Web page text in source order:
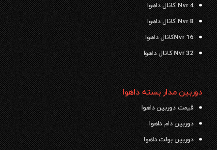
Nvr 4 کانال داهوا
Nvr 8 کانال داهوا
Nvr 16کانال داهوا
Nvr 32 کانال داهوا
دوربین مدار بسته داهوا
قیمت دوربین داهوا
دوربین دام داهوا
دوربین بولت داهوا